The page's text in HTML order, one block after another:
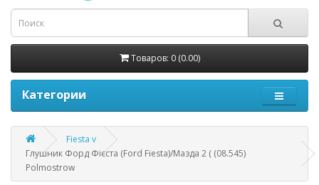
Товаров: 0 (0.00)
Категории
Fiesta v
Глушник Форд Фієста (Ford Fiesta)/Мазда 2 ( (08.545)
Polmostrow